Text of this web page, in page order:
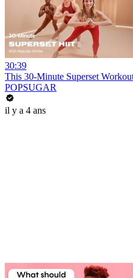
30:39
This 30-Minute Superset
POPSUGAR
il y a 4 ans